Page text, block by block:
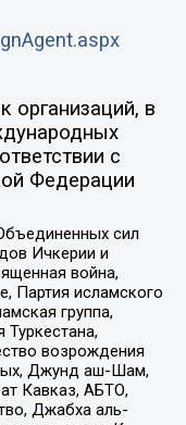
в
с
Федерации
сил
Ичкерии и
война,
Партия исламского
группа,
возрождения
Джунд аш-Шам,
Кавказ, АБТО,
Джабха аль-